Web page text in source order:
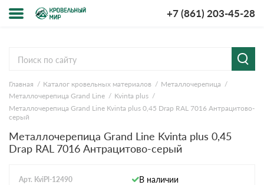
+7 (861) 203-45-28
компании
и оплата
ответы
Главная Каталог кровельных материалов
Металлочерепица
Металлочерепица Grand Line
Kvinta plus
Металлочерепица Grand Line Kvinta plus 0,45 Drap RAL 7016 Антрацитово-
серый
Металлочерепица Grand Line Kvinta plus 0,45
Drap RAL 7016 Антрацитово-серый
Арт. KviPl-12490 В наличии